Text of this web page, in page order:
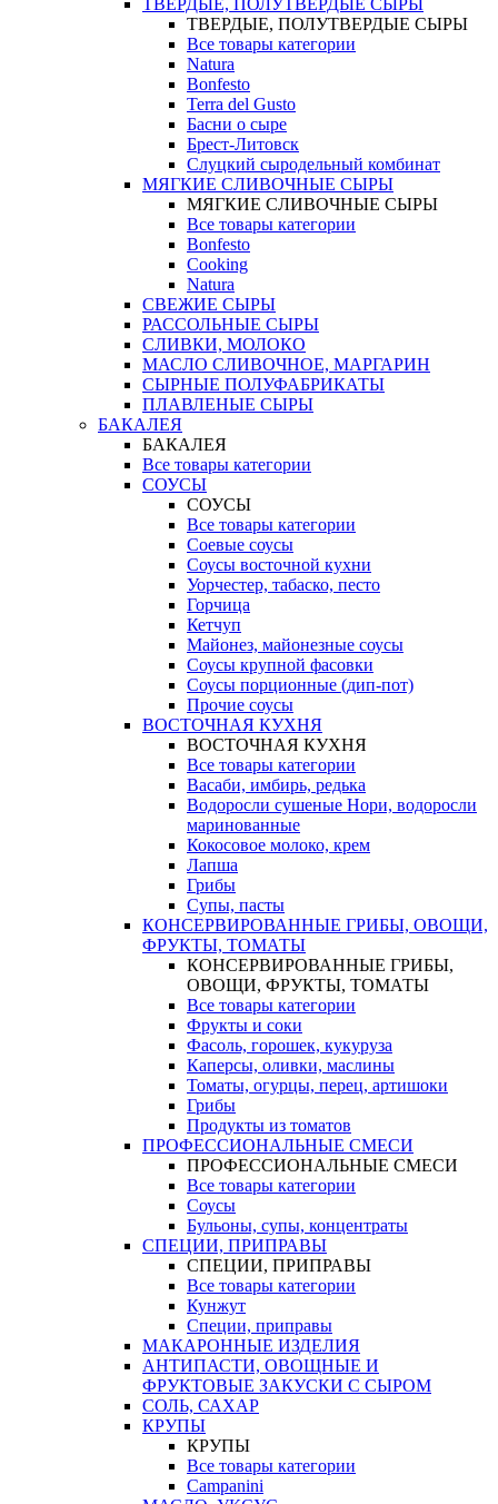
ТВЕРДЫЕ, ПОЛУТВЕРДЫЕ СЫРЫ
ТВЕРДЫЕ, ПОЛУТВЕРДЫЕ СЫРЫ
Все товары категории
Natura
Bonfesto
Terra del Gusto
Басни о сыре
Брест-Литовск
Слуцкий сыродельный комбинат
МЯГКИЕ СЛИВОЧНЫЕ СЫРЫ
МЯГКИЕ СЛИВОЧНЫЕ СЫРЫ
Все товары категории
Bonfesto
Cooking
Natura
СВЕЖИЕ СЫРЫ
РАССОЛЬНЫЕ СЫРЫ
СЛИВКИ, МОЛОКО
МАСЛО СЛИВОЧНОЕ, МАРГАРИН
СЫРНЫЕ ПОЛУФАБРИКАТЫ
ПЛАВЛЕНЫЕ СЫРЫ
БАКАЛЕЯ
БАКАЛЕЯ
Все товары категории
СОУСЫ
СОУСЫ
Все товары категории
Соевые соусы
Соусы восточной кухни
Уорчестер, табаско, песто
Горчица
Кетчуп
Майонез, майонезные соусы
Соусы крупной фасовки
Соусы порционные (дип-пот)
Прочие соусы
ВОСТОЧНАЯ КУХНЯ
ВОСТОЧНАЯ КУХНЯ
Все товары категории
Васаби, имбирь, редька
Водоросли сушеные Нори, водоросли
маринованные
Кокосовое молоко, крем
Лапша
Грибы
Супы, пасты
КОНСЕРВИРОВАННЫЕ ГРИБЫ, ОВОЩИ,
ФРУКТЫ, ТОМАТЫ
КОНСЕРВИРОВАННЫЕ ГРИБЫ,
ОВОЩИ, ФРУКТЫ, ТОМАТЫ
Все товары категории
Фрукты и соки
Фасоль, горошек, кукуруза
Каперсы, оливки, маслины
Томаты, огурцы, перец, артишоки
Грибы
Продукты из томатов
ПРОФЕССИОНАЛЬНЫЕ СМЕСИ
ПРОФЕССИОНАЛЬНЫЕ СМЕСИ
Все товары категории
Соусы
Бульоны, супы, концентраты
СПЕЦИИ, ПРИПРАВЫ
СПЕЦИИ, ПРИПРАВЫ
Все товары категории
Кунжут
Специи, приправы
МАКАРОННЫЕ ИЗДЕЛИЯ
АНТИПАСТИ, ОВОЩНЫЕ И
ФРУКТОВЫЕ ЗАКУСКИ С СЫРОМ
СОЛЬ, САХАР
КРУПЫ
КРУПЫ
Все товары категории
Campanini